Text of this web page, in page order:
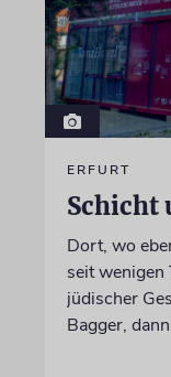
ERFURT
Schicht
Dort, wo
seit wenigen
jüdischer
Bagger,